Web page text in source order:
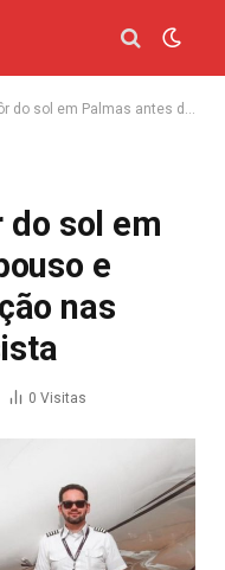
de pouso e vídeo chama atenção nas redes sociais; assista
sol em
e
nas
0 Visitas